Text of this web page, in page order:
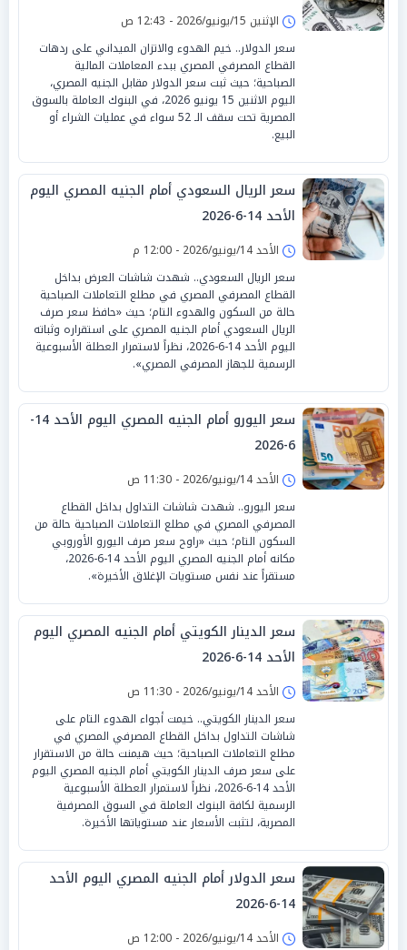
الإثنين 15/يونيو/2026 - 12:43 ص
سعر الدولار.. خيم الهدوء والاتزان الميداني على ردهات
القطاع المصرفي المصري ببدء المعاملات المالية
الصباحية؛ حيث ثبت سعر الدولار مقابل الجنيه المصري،
اليوم الاثنين 15 يونيو 2026، في البنوك العاملة بالسوق
المصرية تحت سقف الـ 52 سواء في عمليات الشراء أو
البيع.
سعر الريال السعودي أمام الجنيه المصري اليوم
الأحد 14-6-2026
الأحد 14/يونيو/2026 - 12:00 م
سعر الريال السعودي.. شهدت شاشات العرض بداخل
القطاع المصرفي المصري في مطلع التعاملات الصباحية
حالة من السكون والهدوء التام؛ حيث «حافظ سعر صرف
الريال السعودي أمام الجنيه المصري على استقراره وثباته
اليوم الأحد 14-6-2026، نظراً لاستمرار العطلة الأسبوعية
الرسمية للجهاز المصرفي المصري».
سعر اليورو أمام الجنيه المصري اليوم الأحد 14-
6-2026
الأحد 14/يونيو/2026 - 11:30 ص
سعر اليورو.. شهدت شاشات التداول بداخل القطاع
المصرفي المصري في مطلع التعاملات الصباحية حالة من
السكون التام؛ حيث «راوح سعر صرف اليورو الأوروبي
مكانه أمام الجنيه المصري اليوم الأحد 14-6-2026،
مستقراً عند نفس مستويات الإغلاق الأخيرة».
سعر الدينار الكويتي أمام الجنيه المصري اليوم
الأحد 14-6-2026
الأحد 14/يونيو/2026 - 11:30 ص
سعر الدينار الكويتي.. خيمت أجواء الهدوء التام على
شاشات التداول بداخل القطاع المصرفي المصري في
مطلع التعاملات الصباحية؛ حيث هيمنت حالة من الاستقرار
على سعر صرف الدينار الكويتي أمام الجنيه المصري اليوم
الأحد 14-6-2026، نظراً لاستمرار العطلة الأسبوعية
الرسمية لكافة البنوك العاملة في السوق المصرفية
المصرية، لتثبت الأسعار عند مستوياتها الأخيرة.
سعر الدولار أمام الجنيه المصري اليوم الأحد
14-6-2026
الأحد 14/يونيو/2026 - 12:00 ص